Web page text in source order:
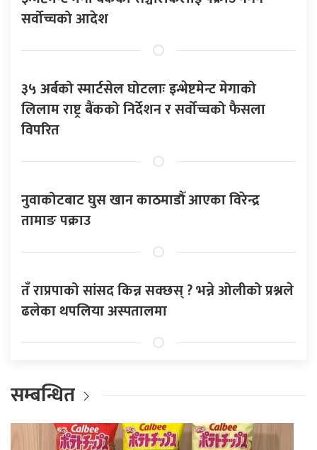
सर्वोच्चको आदेश
३५ अर्बको स्मार्टसेल घोटलाः इन्भेष्टमेन्ट मेगाको
लिलाम राष्ट्र बैंकको निर्देशन र सर्वोच्चको फैसला
विपरित
नुवाकोटबाट घुस खान काठमाडौँ आएका विरेन्द्र
तामाङ पक्राउ
तँ राप्रपाको सांसद किन्न सक्छस् ? भन्ने ओलीको प्रश्नले
ढलेका थपलिया अस्पतालमा
सम्बन्धित